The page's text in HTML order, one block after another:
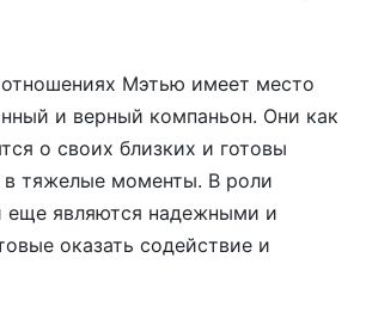
Мэтью имеет место
и верный компаньон. Они как
о своих близких и готовы
в тяжелые моменты. В роли
еще являются надежными и
оказать содействие и